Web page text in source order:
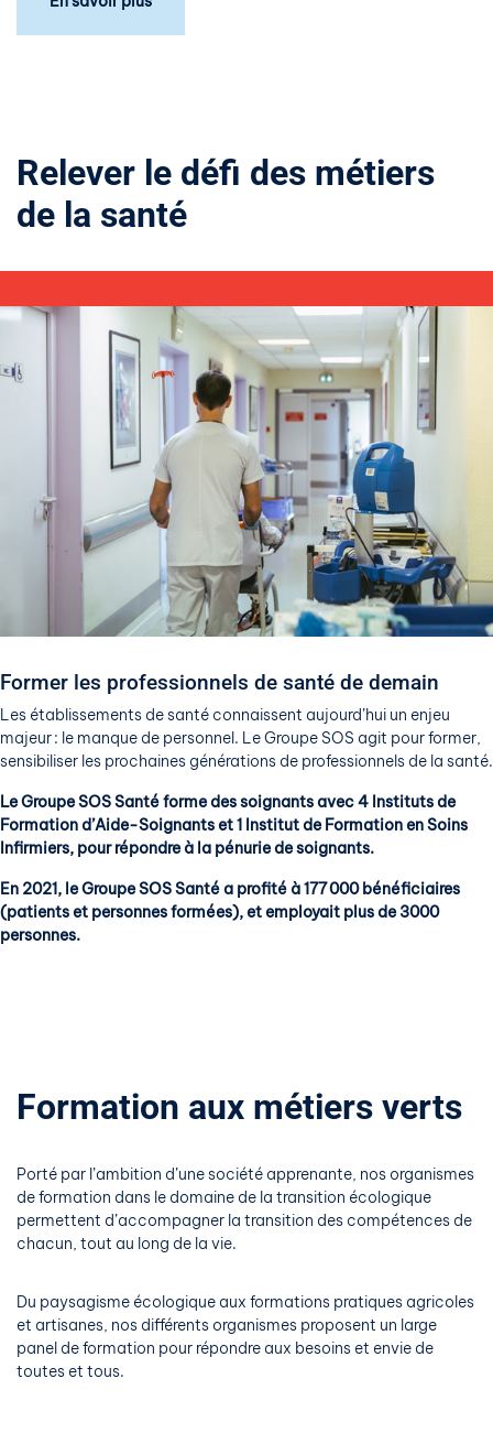
Relever le défi des métiers
de la santé
Former les professionnels de santé de demain
Les établissements de santé connaissent aujourd’hui un enjeu
majeur : le manque de personnel. Le Groupe SOS agit pour former,
sensibiliser les prochaines générations de professionnels de la santé.
Le Groupe SOS Santé forme des soignants avec 4 Instituts de
Formation d’Aide-Soignants et 1 Institut de Formation en Soins
Infirmiers, pour répondre à la pénurie de soignants.
En 2021, le Groupe SOS Santé a profité à 177 000 bénéficiaires
(patients et personnes formées), et employait plus de 3000
personnes.
Formation aux métiers verts
Porté par l’ambition d’une société apprenante, nos organismes
de formation dans le domaine de la transition écologique
permettent d’accompagner la transition des compétences de
chacun, tout au long de la vie.
Du paysagisme écologique aux formations pratiques agricoles
et artisanes, nos différents organismes proposent un large
panel de formation pour répondre aux besoins et envie de
toutes et tous.